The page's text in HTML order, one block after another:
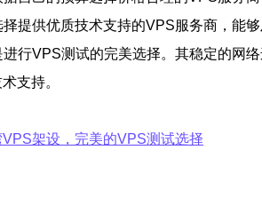
提供优质技术支持的VPS服务商，能
行VPS测试的完美选择。其稳定的网
支持。
架设，完美的VPS测试选择